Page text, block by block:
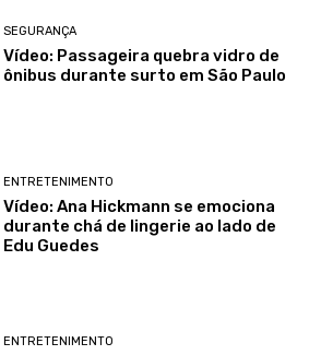
SEGURANÇA
Vídeo: Passageira quebra vidro de
ônibus durante surto em São Paulo
ENTRETENIMENTO
Vídeo: Ana Hickmann se emociona
durante chá de lingerie ao lado de
Edu Guedes
ENTRETENIMENTO